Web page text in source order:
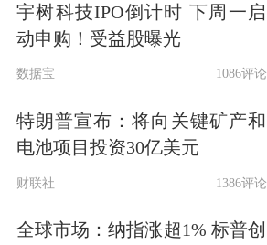
家，具体详见下图：
宇树科技IPO倒计时 下周一启
动申购！受益股曝光
数据宝 1086评论
特朗普宣布：将向关键矿产和
电池项目投资30亿美元
财联社 1386评论
全球市场：纳指涨超1% 标普创